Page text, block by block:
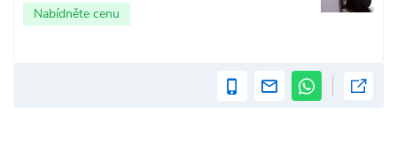
Nabídněte cenu